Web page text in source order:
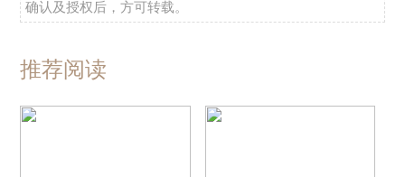
确认及授权后，方可转载。
推荐阅读